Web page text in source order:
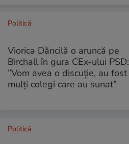
Politică
Viorica Dăncilă o aruncă pe
Birchall în gura CEx-ului PSD:
”Vom avea o discuție, au fost
mulți colegi care au sunat”
Politică